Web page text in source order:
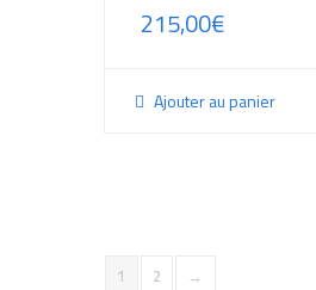
215,00€
Ajouter au panier
1 2 →